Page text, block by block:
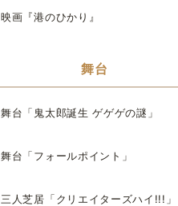
映画『港のひかり』
舞台
舞台「鬼太郎誕生 ゲゲゲの謎」
舞台「フォールポイント」
三人芝居「クリエイターズハイ!!!」